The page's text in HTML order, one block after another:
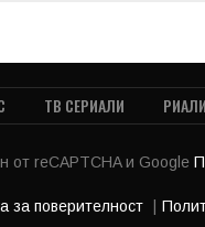
ТВ СЕРИАЛИ
от reCAPTCHA и Google
за поверителност